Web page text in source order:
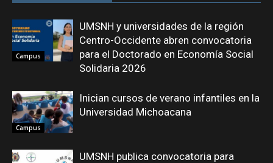
Campus
UMSNH y universidades de la región
Centro-Occidente abren convocatoria
para el Doctorado en Economía Social
Solidaria 2026
Campus
Inician cursos de verano infantiles en la
Universidad Michoacana
UMSNH publica convocatoria para